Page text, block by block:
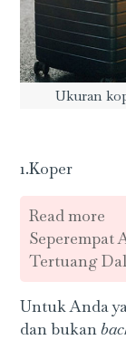
Ukuran
1.Koper
Read more
Seperempat
Tertuang
Untuk Anda
dan bukan